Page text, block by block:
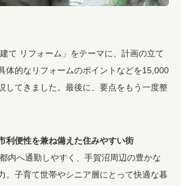
て リフォーム」をテーマに、計画の立て
体的なリフォームのポイントなどを15,000
してきました。最後に、要点をもう一度整
利便性を兼ね備えた住みやすい街
内へ通勤しやすく、手賀沼周辺の豊かな
。子育て世帯やシニア層にとって快適な暮